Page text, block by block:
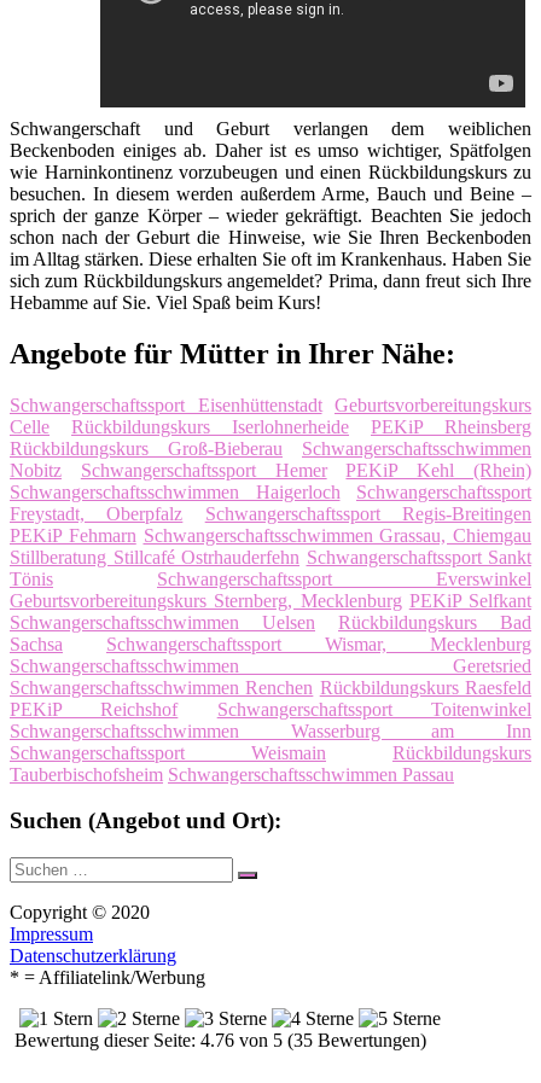
Schwangerschaft und Geburt verlangen dem weiblichen
Beckenboden einiges ab. Daher ist es umso wichtiger, Spätfolgen
wie Harninkontinenz vorzubeugen und einen Rückbildungskurs zu
besuchen. In diesem werden außerdem Arme, Bauch und Beine –
sprich der ganze Körper – wieder gekräftigt. Beachten Sie jedoch
schon nach der Geburt die Hinweise, wie Sie Ihren Beckenboden
im Alltag stärken. Diese erhalten Sie oft im Krankenhaus. Haben Sie
sich zum Rückbildungskurs angemeldet? Prima, dann freut sich Ihre
Hebamme auf Sie. Viel Spaß beim Kurs!
Angebote für Mütter in Ihrer Nähe:
Schwangerschaftssport Eisenhüttenstadt
Geburtsvorbereitungskurs
Celle
Rückbildungskurs Iserlohnerheide
PEKiP Rheinsberg
Rückbildungskurs Groß-Bieberau
Schwangerschaftsschwimmen
Nobitz
Schwangerschaftssport Hemer
PEKiP Kehl (Rhein)
Schwangerschaftsschwimmen Haigerloch
Schwangerschaftssport
Freystadt, Oberpfalz
Schwangerschaftssport Regis-Breitingen
PEKiP Fehmarn Schwangerschaftsschwimmen Grassau, Chiemgau
Stillberatung Stillcafé Ostrhauderfehn Schwangerschaftssport Sankt
Tönis
Schwangerschaftssport Everswinkel
Geburtsvorbereitungskurs Sternberg, Mecklenburg PEKiP Selfkant
Schwangerschaftsschwimmen Uelsen
Rückbildungskurs Bad
Sachsa
Schwangerschaftssport Wismar, Mecklenburg
Schwangerschaftsschwimmen Geretsried
Schwangerschaftsschwimmen Renchen Rückbildungskurs Raesfeld
PEKiP Reichshof
Schwangerschaftssport Toitenwinkel
Schwangerschaftsschwimmen Wasserburg am Inn
Schwangerschaftssport Weismain
Rückbildungskurs
Tauberbischofsheim Schwangerschaftsschwimmen Passau
Suchen (Angebot und Ort):
Suche
nach:
Suchen
Copyright © 2020
Impressum
Datenschutzerklärung
* = Affiliatelink/Werbung
Bewertung dieser Seite: 4.76 von 5 (35 Bewertungen)